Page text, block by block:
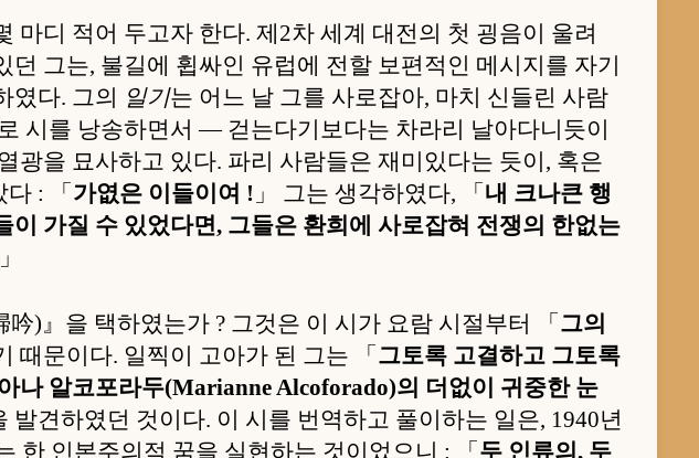
마디 적어 두고자 한다. 제2차 세계 대전의 첫 굉음이 울려
던 그는, 불길에 휩싸인 유럽에 전할 보편적인 메시지를 자기
였다. 그의 일기는 어느 날 그를 사로잡아, 마치 신들린 사람
시를 낭송하면서 — 걷는다기보다는 차라리 날아다니듯이
광을 묘사하고 있다. 파리 사람들은 재미있다는 듯이, 혹은
: 「 가엾은 이들이여 ! 」 그는 생각하였다, 「 내 크나큰 행
이 가질 수 있었다면, 그들은 환희에 사로잡혀 전쟁의 한없는
」
)』을 택하였는가 ? 그것은 이 시가 요람 시절부터 「 그의
때문이다. 일찍이 고아가 된 그는 「 그토록 고결하고 그토록
나 알코포라두(Marianne Alcoforado)의 더없이 귀중한 눈
발견하였던 것이다. 이 시를 번역하고 풀이하는 일은, 1940년
한 인본주의적 꿈을 실현하는 것이었으니 : 「 두 인류의, 두